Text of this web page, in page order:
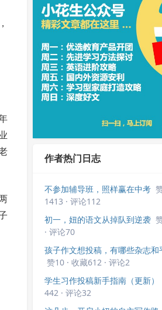
作者热门日志
不参加辅导班，照样赢在中考
1413 · 评论112
初一，妞的语文从掉队到逆袭
· 评论70
孩子作文想投稿，有哪些杂志和
赞10 · 收藏612 · 评论2
学生习作投稿新手指南（更新）
442 · 评论32